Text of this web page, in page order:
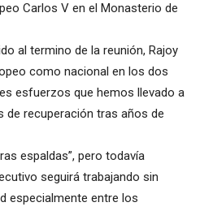
Carlos V en el Monasterio de
al termino de la reunión, Rajoy
como nacional en los dos
esfuerzos que hemos llevado a
de recuperación tras años de
espaldas”, pero todavía
seguirá trabajando sin
especialmente entre los